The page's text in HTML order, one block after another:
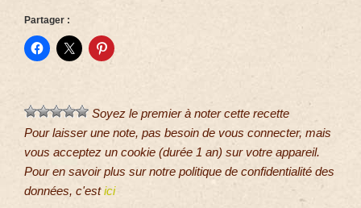
Partager :
Soyez le premier à noter cette recette
Pour laisser une note, pas besoin de vous connecter, mais
vous acceptez un cookie (durée 1 an) sur votre appareil.
Pour en savoir plus sur notre politique de confidentialité des
données, c'estici